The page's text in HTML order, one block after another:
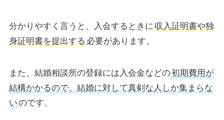
分かりやすく言うと、入会するときに 収入証明書や独
身証明書を提出する 必要があります。
また、結婚相談所の登録には入会金などの初期費用が
結構かかるので、結婚に対して真剣な人しか集まらな
いのです。